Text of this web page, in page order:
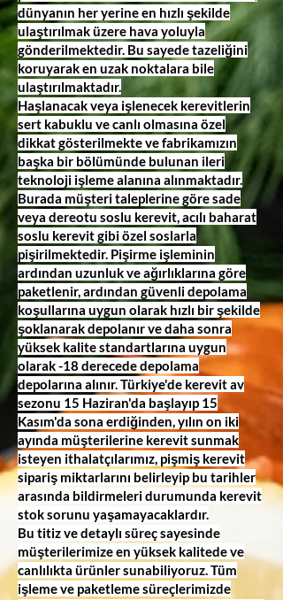
dünyanın her yerine en hızlı şekilde
ulaştırılmak üzere hava yoluyla
gönderilmektedir. Bu sayede tazeliğini
koruyarak en uzak noktalara bile
ulaştırılmaktadır.
Haşlanacak veya işlenecek kerevitlerin
sert kabuklu ve canlı olmasına özel
dikkat gösterilmekte ve fabrikamızın
başka bir bölümünde bulunan ileri
teknoloji işleme alanına alınmaktadır.
Burada müşteri taleplerine göre sade
veya dereotu soslu kerevit, acılı baharat
soslu kerevit gibi özel soslarla
pişirilmektedir. Pişirme işleminin
ardından uzunluk ve ağırlıklarına göre
paketlenir, ardından güvenli depolama
koşullarına uygun olarak hızlı bir şekilde
şoklanarak depolanır ve daha sonra
yüksek kalite standartlarına uygun
olarak -18 derecede depolama
depolarına alınır. Türkiye'de kerevit av
sezonu 15 Haziran'da başlayıp 15
Kasım'da sona erdiğinden, yılın on iki
ayında müşterilerine kerevit sunmak
isteyen ithalatçılarımız, pişmiş kerevit
sipariş miktarlarını belirleyip bu tarihler
arasında bildirmeleri durumunda kerevit
stok sorunu yaşamayacaklardır.
Bu titiz ve detaylı süreç sayesinde
müşterilerimize en yüksek kalitede ve
canlılıkta ürünler sunabiliyoruz. Tüm
işleme ve paketleme süreçlerimizde